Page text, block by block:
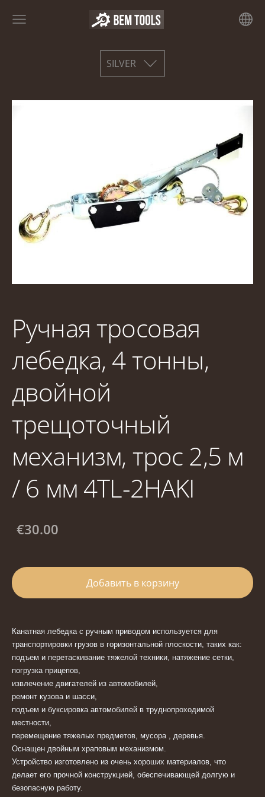
SILVER
Ручная тросовая
лебедка, 4 тонны,
двойной
трещоточный
механизм, трос 2,5 м
/ 6 мм 4TL-2HAKI
€30.00
Добавить в корзину
Канатная лебедка с ручным приводом используется для
транспортировки грузов в горизонтальной плоскости, таких как:
подъем и перетаскивание тяжелой техники, натяжение сетки,
погрузка прицепов,
извлечение двигателей из автомобилей,
ремонт кузова и шасси,
подъем и буксировка автомобилей в труднопроходимой
местности,
перемещение тяжелых предметов, мусора , деревья.
Оснащен двойным храповым механизмом.
Устройство изготовлено из очень хороших материалов, что
делает его прочной конструкцией, обеспечивающей долгую и
безопасную работу.